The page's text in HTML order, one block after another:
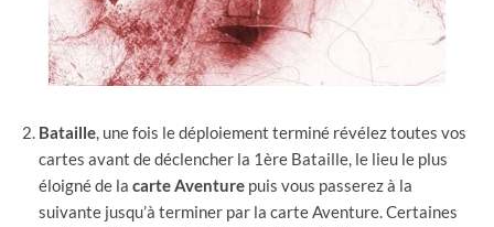
Bataille, une fois le déploiement terminé révélez toutes vos
cartes avant de déclencher la 1ère Bataille, le lieu le plus
éloigné de la carteAventure puis vous passerez à la
suivante jusqu’à terminer par la carte Aventure. Certaines